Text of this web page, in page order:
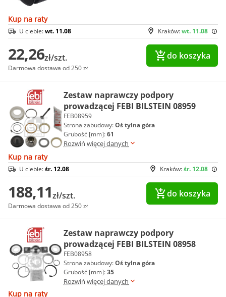
Kup na raty
Kraków:wt. 11.08
U ciebie:wt. 11.08
22,26zł/szt.
Darmowa dostawa od 250 zł
do koszyka
Zestaw naprawczy podpory
prowadzącej FEBI BILSTEIN 08959
FEB08959
Strona zabudowy:Oś tylna góra
Grubość [mm]:61
Rozwiń więcej danych
Kup na raty
Kraków:śr. 12.08
U ciebie:śr. 12.08
188,11zł/szt.
Darmowa dostawa od 250 zł
do koszyka
Zestaw naprawczy podpory
prowadzącej FEBI BILSTEIN 08958
FEB08958
Strona zabudowy:Oś tylna góra
Grubość [mm]:35
Rozwiń więcej danych
Kup na raty